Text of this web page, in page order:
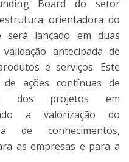
Board do setor
orientadora do
será lançado em duas
antecipada de
e serviços. Este
ações contínuas de
dos projetos em
a valorização do
de conhecimentos,
as empresas e para a